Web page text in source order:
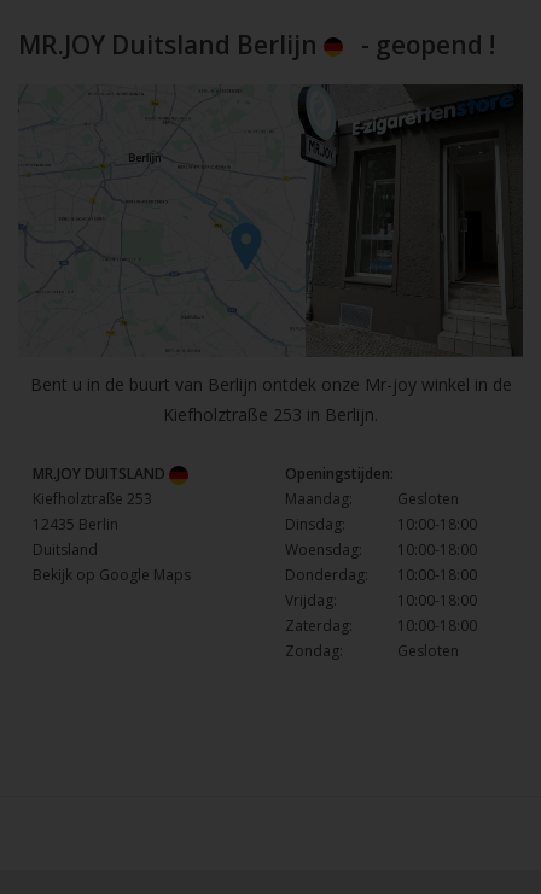
MR.JOY Duitsland Berlijn - geopend !
Bent u in de buurt van Berlijn ontdek onze Mr-joy winkel in de
Kiefholztraße 253 in Berlijn.
MR.JOY DUITSLAND
Kiefholztraße 253
12435 Berlin
Duitsland
Bekijk op Google Maps
Openingstijden:
Maandag:
Gesloten
Dinsdag:
10:00-18:00
Woensdag:
10:00-18:00
Donderdag:
10:00-18:00
Vrijdag:
10:00-18:00
Zaterdag:
10:00-18:00
Zondag:
Gesloten